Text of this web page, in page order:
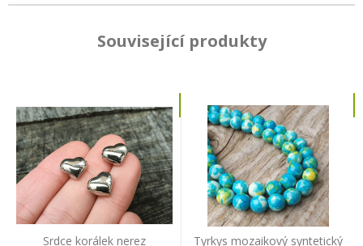
Související produkty
Srdce korálek nerez
Tyrkys mozaikový syntetický